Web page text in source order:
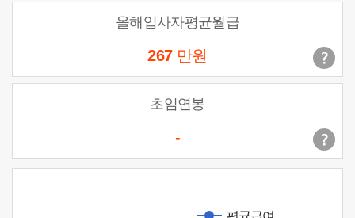
올해입사자평균월급
267 만원
초임연봉
-